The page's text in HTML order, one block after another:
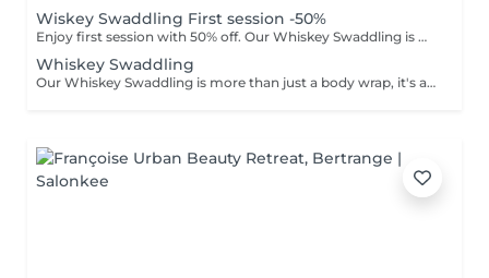
Wiskey Swaddling First session -50%
Enjoy first session with 50% off. Our Whiskey Swaddling is more than just a body wrap, it's a full-body ritual designed to detox, tone, and deeply nourish your skin. We tailor the wrap to your needs using active-rich formulas, then wrap you in bandages, film, and warmth to boost results. The gentle contrast in temperature combined with potent actives works wonders and the results speak for themselves: Benefits: -Body detox & inch loss -Firmer, smoother skin -Improved tone & circulation
Whiskey Swaddling
Our Whiskey Swaddling is more than just a body wrap, it's a full-body ritual designed to detox, tone, and deeply nourish your skin. We tailor the wrap to your needs using active-rich formulas, then wrap you in bandages, film, and warmth to boost results. The gentle contrast in temperature combined with potent actives works wonders and the results speak for themselves: Benefits: -Body detox & inch loss -Firmer, smoother skin -Improved tone & circulation